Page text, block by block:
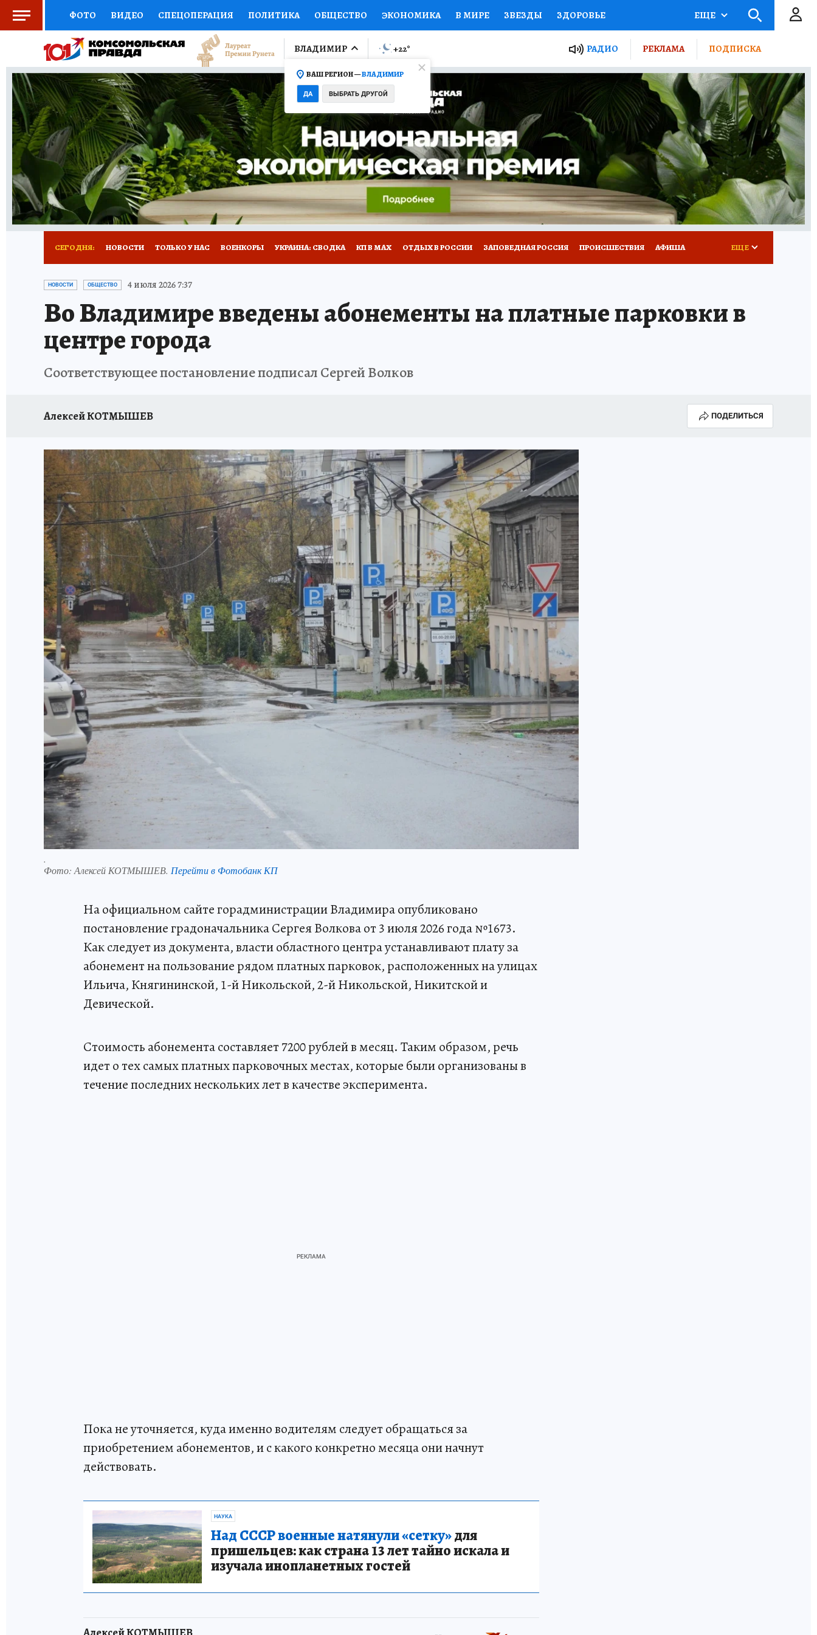
ФОТО ВИДЕО СПЕЦОПЕРАЦИЯ ПОЛИТИКА ОБЩЕСТВО ЭКОНОМИКА В МИРЕ ЗВЕЗДЫ ЗДОРОВЬЕ
СОЦПОДДЕРЖКА НАУКА СПОРТ КОЛУМНИСТЫ ПРОИСШЕСТВИЯ НАЦИОНАЛЬНЫЕ ПРОЕКТЫ РОССИИ
ВЫБОР ЭКСПЕРТОВ ДОКТОР ФИНАНСЫ ОТКРЫВАЕМ МИР Я ЗНАЮ СЕМЬЯ ЖЕНСКИЕ СЕКРЕТЫ ПУТЕВОДИТЕЛЬ
КНИЖНАЯ ПОЛКА ПРОГНОЗЫ НА СПОРТ ПРОМОКОДЫ СЕРИАЛЫ СПЕЦПРОЕКТЫ ДЕФИЦИТ ЖЕЛЕЗА ТУРИЗМ
ПРЕСС-ЦЕНТР НЕДВИЖИМОСТЬ ТЕЛЕВИЗОР КОЛЛЕКЦИИ КОНКУРСЫ РАБОТА У НАС ГИД ПОТРЕБИТЕЛЯ ВСЕ О КП
РАДИО КП РЕКЛАМА ТЕСТЫ НОВОЕ НА САЙТЕ СПЕЦПРОЕКТЫ КП-ВЛАДИМИР
ЕЩЕ
ВЛАДИМИР
ВАШ РЕГИОН —ВЛАДИМИР
ДА ВЫБРАТЬ ДРУГОЙ
+22° РАДИО РЕКЛАМА ПОДПИСКА
СЕГОДНЯ: НОВОСТИ ТОЛЬКО У НАС ВОЕНКОРЫ УКРАИНА: СВОДКА КП В МАХ ОТДЫХ В РОССИИ ЗАПОВЕДНАЯ РОССИЯ ПРОИСШЕСТВИЯ АФИША
ИСПЫТАНО НА СЕБЕ
ЕЩЕ
НОВОСТИ ОБЩЕСТВО 4 июля 2026 7:37
Во Владимире введены абонементы на платные парковки в
центре города
Соответствующее постановление подписал Сергей Волков
Алексей КОТМЫШЕВ ПОДЕЛИТЬСЯ
.
Фото: Алексей КОТМЫШЕВ. Перейти в Фотобанк КП
На официальном сайте горадминистрации Владимира опубликовано
постановление градоначальника Сергея Волкова от 3 июля 2026 года №1673.
Как следует из документа, власти областного центра устанавливают плату за
абонемент на пользование рядом платных парковок, расположенных на улицах
Ильича, Княгининской, 1-й Никольской, 2-й Никольской, Никитской и
Девической.
Стоимость абонемента составляет 7200 рублей в месяц. Таким образом, речь
идет о тех самых платных парковочных местах, которые были организованы в
течение последних нескольких лет в качестве эксперимента.
Пока не уточняется, куда именно водителям следует обращаться за
приобретением абонементов, и с какого конкретно месяца они начнут
действовать.
НАУКА
Над СССР военные натянули «сетку»для
пришельцев: как страна 13 лет тайно искала и
изучала инопланетных гостей